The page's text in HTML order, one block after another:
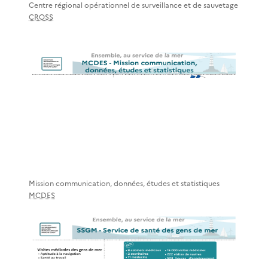
Centre régional opérationnel de surveillance et de sauvetage
CROSS
Mission communication, données, études et statistiques
MCDES